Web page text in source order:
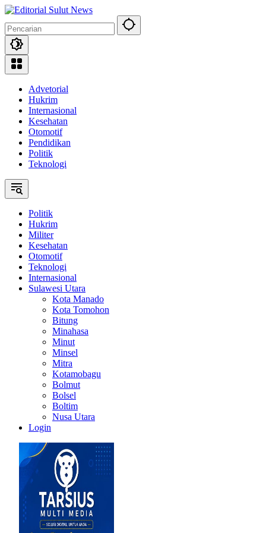
Langsung
konten
Advetorial
Hukrim
Internasional
Kesehatan
Otomotif
Pendidikan
Politik
Teknologi
Politik
Hukrim
Militer
Kesehatan
Otomotif
Teknologi
Internasional
Sulawesi Utara
Kota Manado
Kota Tomohon
Bitung
Minahasa
Minut
Minsel
Mitra
Kotamobagu
Bolmut
Bolsel
Boltim
Nusa Utara
Login